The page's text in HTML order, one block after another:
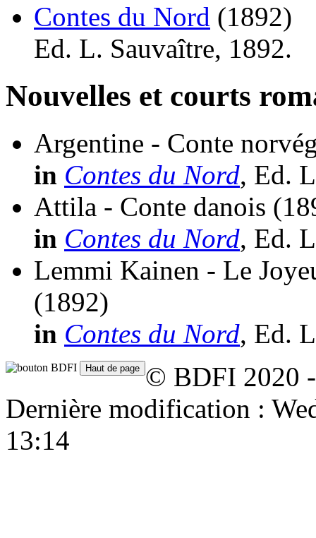
Contes du Nord (1892)
Ed. L. Sauvaître, 1892.
Nouvelles et courts
Argentine - Conte
in Contes du Nord, Ed.
Attila - Conte danois
in Contes du Nord, Ed.
Lemmi Kainen - Le
(1892)
in Contes du Nord, Ed.
© BDFI 2020
Dernière modification :
13:14